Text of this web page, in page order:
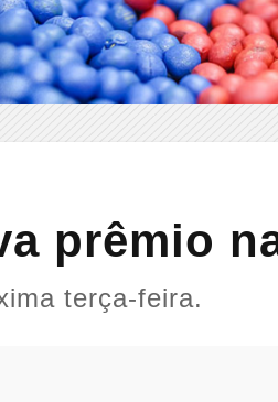
prêmio
terça-feira.